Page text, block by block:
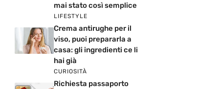
mai stato così semplice
LIFESTYLE
Crema antirughe per il
viso, puoi prepararla a
casa: gli ingredienti ce li
hai già
CURIOSITÀ
Richiesta passaporto